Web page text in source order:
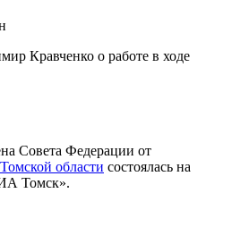
Кравченко о работе в ходе
Совета Федерации от
области состоялась на
Томск».